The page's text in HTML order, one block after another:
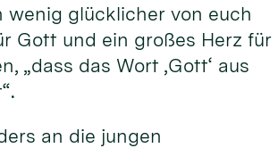
wenig glücklicher von euch
Gott und ein großes Herz für
„dass das Wort ‚Gott‘ aus
an die jungen